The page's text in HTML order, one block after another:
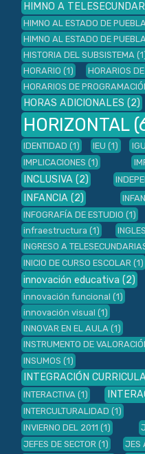
HIMNO A
HIMNO AL ESTADO DE
HIMNO AL ESTADO DE
HISTORIA DEL SUBSISTEMA
HORARIO (1) HORARIOS
HORARIOS DE
HORAS ADICIONALES (2)
HORIZONTAL
IDENTIDAD (1) IEU (1)
IMPLICACIONES (1)
INCLUSIVA (2)
INFANCIA (2)
INFOGRAFÍA DE ESTUDIO (1)
infraestructura (1) INGLES
INGRESO A
INICIO DE CURSO ESCOLAR (1)
innovación educativa (2)
innovación funcional (1)
innovación visual (1)
INNOVAR EN EL AULA (1)
INSTRUMENTO DE
INSUMOS (1)
INTEGRACIÓN
INTERACTIVA (1)
INTERCULTURALIDAD (1)
INVIERNO DEL 2011 (1)
JEFES DE SECTOR (1) JES